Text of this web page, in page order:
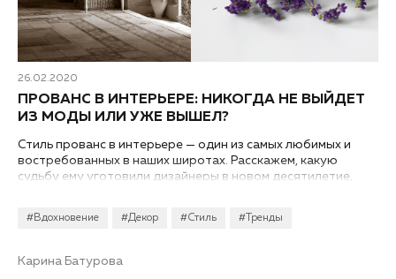
26.02.2020
#Вдохновение #Декор #Стиль #Тренды
ПРОВАНС В ИНТЕРЬЕРЕ: НИКОГДА НЕ ВЫЙДЕТ
ИЗ МОДЫ ИЛИ УЖЕ ВЫШЕЛ?
Стиль прованс в интерьере — один из самых любимых и
востребованных в наших широтах. Расскажем, какую
судьбу ему уготовили дизайнеры в новом десятилетие,
Карина Батурова